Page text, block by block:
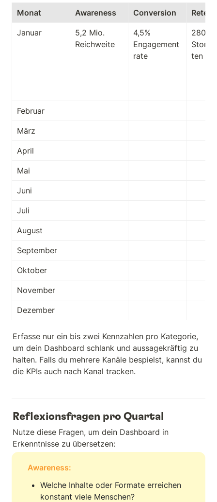
Monat Awareness Conversion
Januar
5,2 Mio.
Reichweite
4,5%
Engagement
rate
280
ten
Februar
März
April
Mai
Juni
Juli
August
September
Oktober
November
Dezember
Erfasse nur ein bis zwei Kennzahlen pro Kategorie,
um dein Dashboard schlank und aussagekräftig zu
halten. Falls du mehrere Kanäle bespielst, kannst du
die KPIs auch nach Kanal tracken.
Reflexionsfragen pro Quartal
Nutze diese Fragen, um dein Dashboard in
Erkenntnisse zu übersetzen:
Awareness:
Welche Inhalte oder Formate erreichen
konstant viele Menschen?